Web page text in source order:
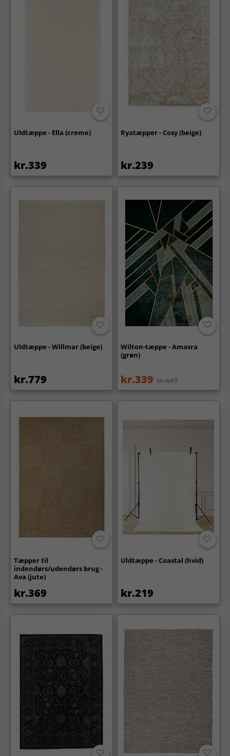
Uldtæppe - Ella (creme)
kr.339
Ryatæpper - Cosy (beige)
kr.239
Uldtæppe - Willmar (beige)
kr.779
Wilton-tæppe - Amasra
(grøn)
kr.339 kr.449
Tæpper til
indendørs/udendørs brug -
Ava (jute)
kr.369
Uldtæppe - Coastal (hvid)
kr.219